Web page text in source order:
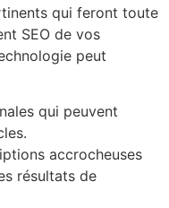
qui feront toute
SEO de vos
peut
qui peuvent
accrocheuses
résultats de